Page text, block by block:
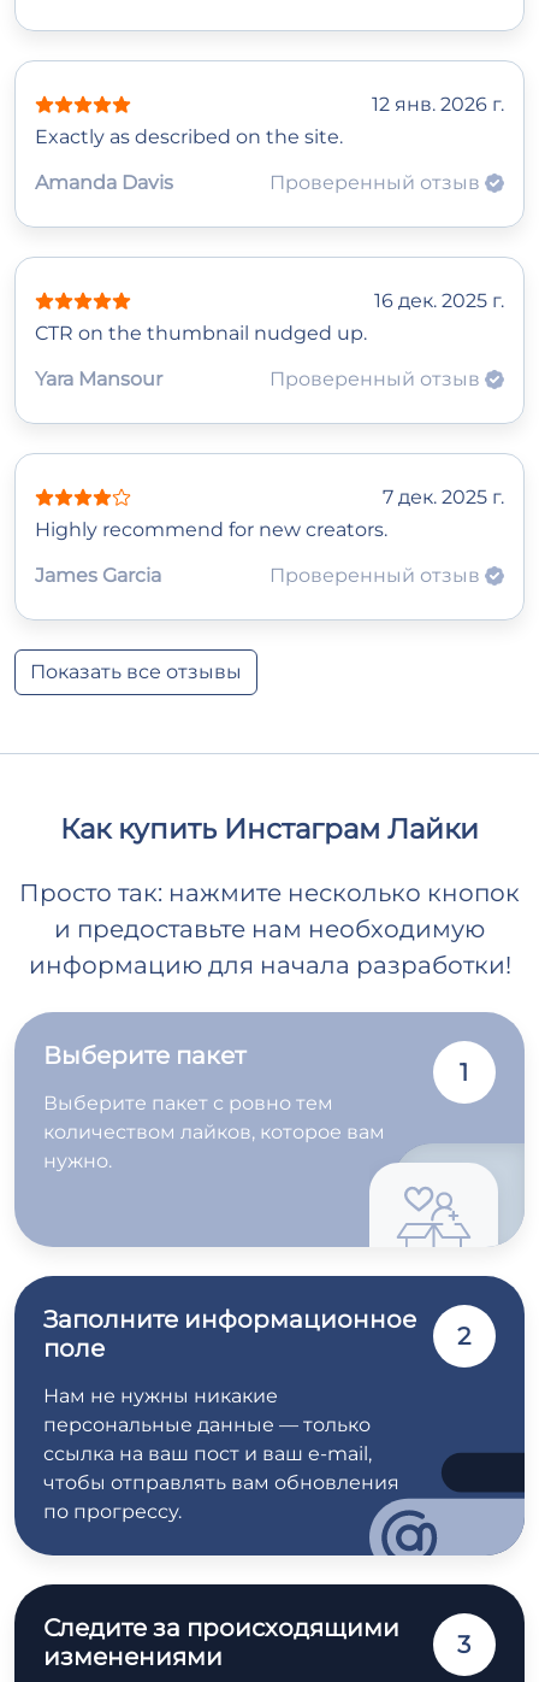
12 янв. 2026 г.
Exactly as described on the site.
Amanda Davis
Проверенный отзыв
16 дек. 2025 г.
CTR on the thumbnail nudged up.
Yara Mansour
Проверенный отзыв
7 дек. 2025 г.
Highly recommend for new creators.
James Garcia
Проверенный отзыв
Показать все отзывы
Как купить Инстаграм Лайки
Просто так: нажмите несколько кнопок
и предоставьте нам необходимую
информацию для начала разработки!
Выберите пакет
Выберите пакет с ровно тем
количеством лайков, которое вам
нужно.
1
Заполните информационное
поле
Нам не нужны никакие
персональные данные — только
ссылка на ваш пост и ваш e-mail,
чтобы отправлять вам обновления
по прогрессу.
2
Следите за происходящими
изменениями
3